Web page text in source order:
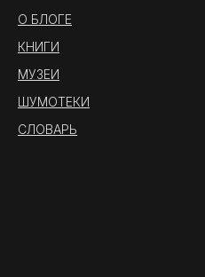
О БЛОГЕ
КНИГИ
МУЗЕИ
ШУМОТЕКИ
СЛОВАРЬ